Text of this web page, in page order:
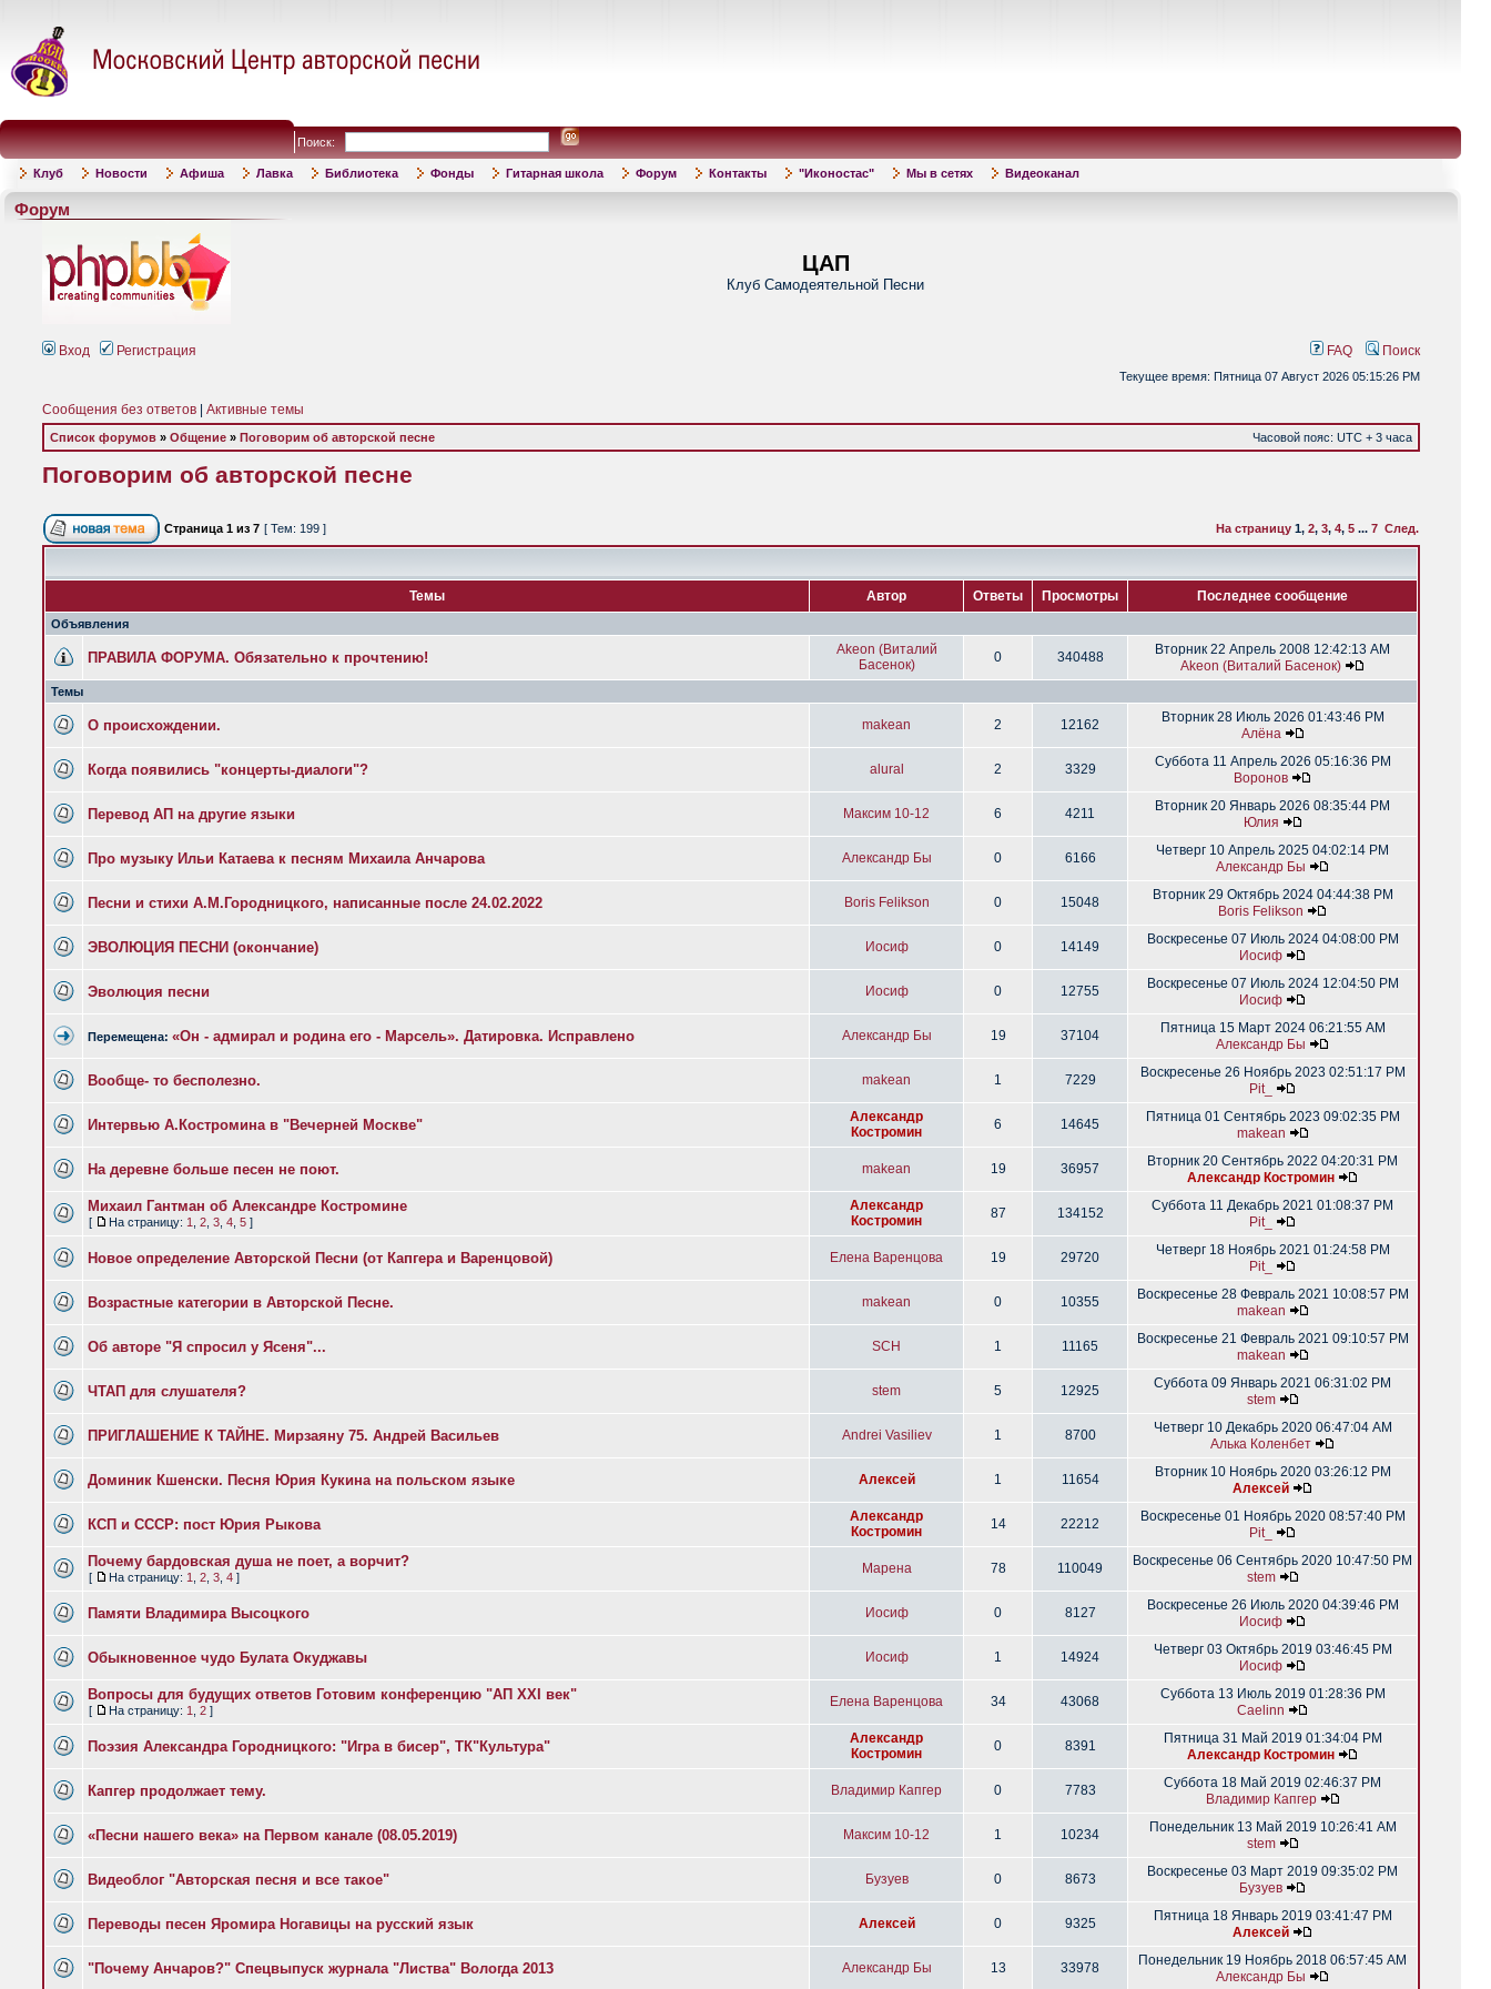
Поиск:
Клуб Новости Афиша Лавка Библиотека Фонды Гитарная школа Форум Контакты "Иконостас" Мы в сетях Видеоканал
Форум
ЦАП
Клуб Самодеятельной Песни
Вход Регистрация FAQ Поиск
Текущее время: Пятница 07 Август 2026 05:15:26 PM
Сообщения без ответов Активные темы
Список форумов » Общение » Поговорим об авторской песне Часовой пояс: UTC + 3 часа
Поговорим об авторской песне
Страница 1 из 7 [ Тем: 199 ] На страницу 1, 2, 3, 4, 5 ... 7 След.
Темы Автор Ответы Просмотры Последнее сообщение
Объявления
ПРАВИЛА ФОРУМА. Обязательно к прочтению!
Akeon (Виталий
Басенок)
0 340488
Вторник 22 Апрель 2008 12:42:13 AM
Akeon (Виталий Басенок)
Темы
О происхождении. makean 2 12162
Вторник 28 Июль 2026 01:43:46 PM
Алёна
Когда появились "концерты-диалоги"? alural 2 3329
Суббота 11 Апрель 2026 05:16:36 PM
Воронов
Перевод АП на другие языки Максим 10-12 6 4211
Вторник 20 Январь 2026 08:35:44 PM
Юлия
Про музыку Ильи Катаева к песням Михаила Анчарова Александр Бы 0 6166
Четверг 10 Апрель 2025 04:02:14 PM
Александр Бы
Песни и стихи А.М.Городницкого, написанные после 24.02.2022 Boris Felikson 0 15048
Вторник 29 Октябрь 2024 04:44:38 PM
Boris Felikson
ЭВОЛЮЦИЯ ПЕСНИ (окончание) Иосиф 0 14149
Воскресенье 07 Июль 2024 04:08:00 PM
Иосиф
Эволюция песни Иосиф 0 12755
Воскресенье 07 Июль 2024 12:04:50 PM
Иосиф
Перемещена: «Он - адмирал и родина его - Марсель». Датировка. Исправлено Александр Бы 19 37104
Пятница 15 Март 2024 06:21:55 AM
Александр Бы
Вообще- то бесполезно. makean 1 7229
Воскресенье 26 Ноябрь 2023 02:51:17 PM
Pit_
Интервью А.Костромина в "Вечерней Москве"
Александр
Костромин
6 14645
Пятница 01 Сентябрь 2023 09:02:35 PM
makean
На деревне больше песен не поют. makean 19 36957
Вторник 20 Сентябрь 2022 04:20:31 PM
Александр Костромин
Михаил Гантман об Александре Костромине
[ На страницу: 1 2 3 4 5 ]
Александр
Костромин
87 134152
Суббота 11 Декабрь 2021 01:08:37 PM
Pit_
Новое определение Авторской Песни (от Капгера и Варенцовой) Елена Варенцова 19 29720
Четверг 18 Ноябрь 2021 01:24:58 PM
Pit_
Возрастные категории в Авторской Песне. makean 0 10355
Воскресенье 28 Февраль 2021 10:08:57 PM
makean
Об авторе "Я спросил у Ясеня"... SCH 1 11165
Воскресенье 21 Февраль 2021 09:10:57 PM
makean
ЧТАП для слушателя? stem 5 12925
Суббота 09 Январь 2021 06:31:02 PM
stem
ПРИГЛАШЕНИЕ К ТАЙНЕ. Мирзаяну 75. Андрей Васильев Andrei Vasiliev 1 8700
Четверг 10 Декабрь 2020 06:47:04 AM
Алька Коленбет
Доминик Кшенски. Песня Юрия Кукина на польском языке Алексей 1 11654
Вторник 10 Ноябрь 2020 03:26:12 PM
Алексей
КСП и СССР: пост Юрия Рыкова
Александр
Костромин
14 22212
Воскресенье 01 Ноябрь 2020 08:57:40 PM
Pit_
Почему бардовская душа не поет, а ворчит?
[ На страницу: 1 2 3 4 ]
Марена 78 110049
Воскресенье 06 Сентябрь 2020 10:47:50 PM
stem
Памяти Владимира Высоцкого Иосиф 0 8127
Воскресенье 26 Июль 2020 04:39:46 PM
Иосиф
Обыкновенное чудо Булата Окуджавы Иосиф 1 14924
Четверг 03 Октябрь 2019 03:46:45 PM
Иосиф
Вопросы для будущих ответов Готовим конференцию "АП XXI век"
[ На страницу: 1 2 ]
Елена Варенцова 34 43068
Суббота 13 Июль 2019 01:28:36 PM
Caelinn
Поэзия Александра Городницкого: "Игра в бисер", ТК"Культура"
Александр
Костромин
0 8391
Пятница 31 Май 2019 01:34:04 PM
Александр Костромин
Капгер продолжает тему. Владимир Капгер 0 7783
Суббота 18 Май 2019 02:46:37 PM
Владимир Капгер
«Песни нашего века» на Первом канале (08.05.2019) Максим 10-12 1 10234
Понедельник 13 Май 2019 10:26:41 AM
stem
Видеоблог "Авторская песня и все такое" Бузуев 0 8673
Воскресенье 03 Март 2019 09:35:02 PM
Бузуев
Переводы песен Яромира Ногавицы на русский язык Алексей 0 9325
Пятница 18 Январь 2019 03:41:47 PM
Алексей
"Почему Анчаров?" Спецвыпуск журнала "Листва" Вологда 2013 Александр Бы 13 33978
Понедельник 19 Ноябрь 2018 06:57:45 AM
Александр Бы